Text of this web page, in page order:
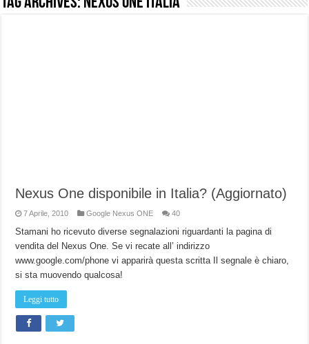
Nexus One disponibile in Italia? (Aggiornato)
7 Aprile, 2010 Google Nexus ONE 40
Stamani ho ricevuto diverse segnalazioni riguardanti la pagina di
vendita del Nexus One. Se vi recate all’ indirizzo
www.google.com/phone vi apparirà questa scritta Il segnale è chiaro,
si sta muovendo qualcosa!
Leggi tutto